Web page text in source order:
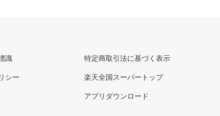
識
シー
特定商取引法に基づく表示
楽天全国スーパートップ
アプリダウンロード